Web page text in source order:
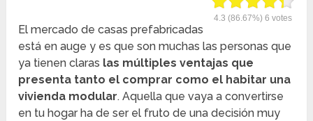
4.3 (86.67%) 6 votes
El mercado de casas prefabricadas
está en auge y es que son muchas las personas que
ya tienen claras las múltiples ventajas que
presenta tanto el comprar como el habitar una
vivienda modular. Aquella que vaya a convertirse
en tu hogar ha de ser el fruto de una decisión muy